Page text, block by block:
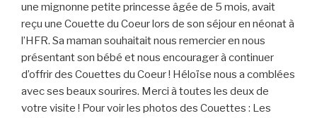
une mignonne petite princesse âgée de 5 mois, avait
reçu une Couette du Coeur lors de son séjour en néonat à
l’HFR. Sa maman souhaitait nous remercier en nous
présentant son bébé et nous encourager à continuer
d’offrir des Couettes du Coeur ! Héloïse nous a comblées
avec ses beaux sourires. Merci à toutes les deux de
votre visite ! Pour voir les photos des Couettes : Les